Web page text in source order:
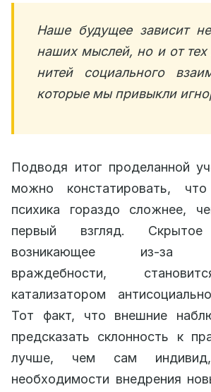
Наше будущее зависит
наших мыслей, но и от
нитей социального
которые мы привыкли
Подводя итог проделанной
можно констатировать, что
психика гораздо сложнее,
первый взгляд. Скрытое
возникающее из-за
враждебности,
катализатором
Тот факт, что внешние
предсказать склонность к
лучше, чем сам
необходимости внедрения